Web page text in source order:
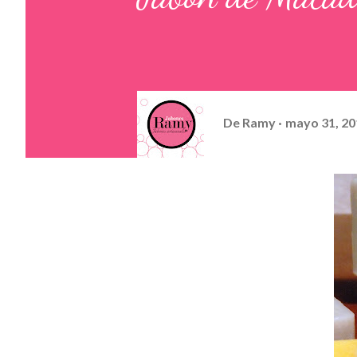
De Ramy mayo 31,